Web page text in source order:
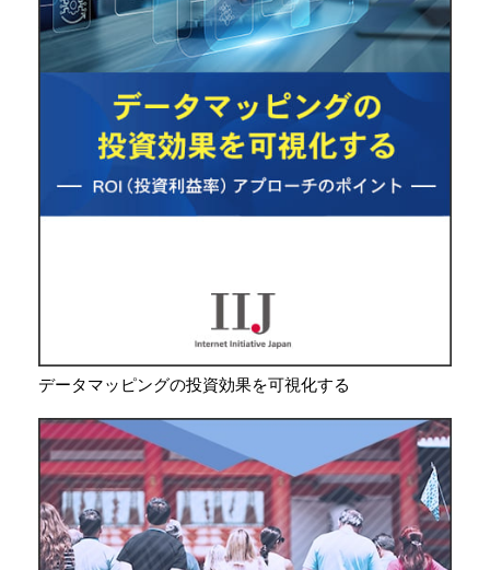
データマッピングの投資効果を可視化する